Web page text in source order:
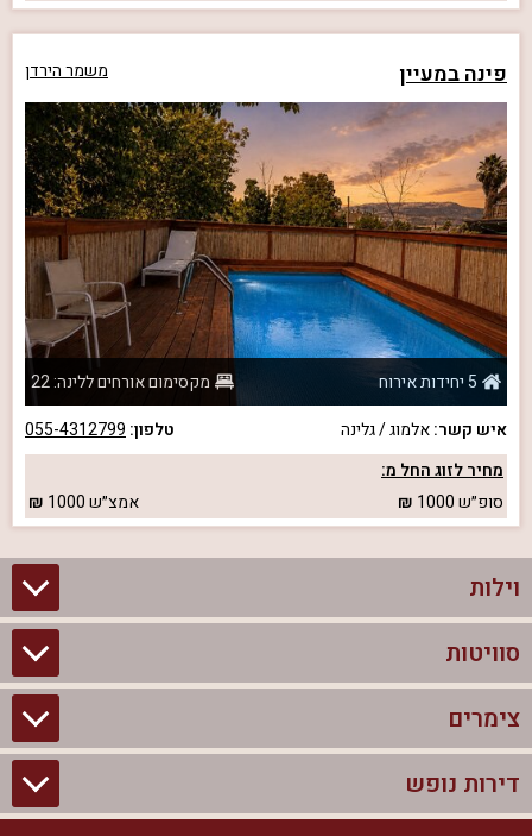
פינה במעיין משמר הירדן
5 יחידות אירוח
מקסימום אורחים ללינה: 22
איש קשר:אלמוג / גלינה טלפון: 055-4312799
מחיר לזוג החל מ:
סופ״ש1000 אמצ״ש1000
וילות
וילות בצפון
וילות להשכרה
וילות למסיבת רווקים
סוויטות
סוויטות בצפון
צימרים לזוגות עם בריכה פרטית
צימרים
צימרים בצפון
דירות נופש